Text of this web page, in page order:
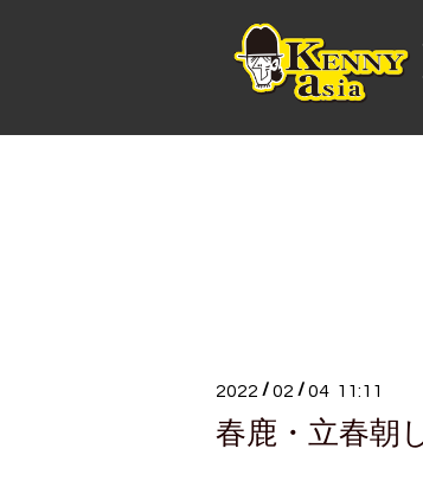
2022 /02 /04 11:11
春鹿・立春朝